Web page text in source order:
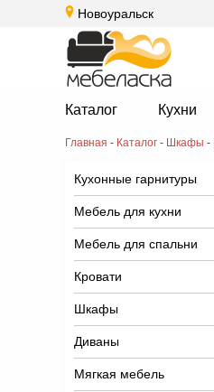
Новоуральск
Каталог Кухни
Главная - Каталог - Шкафы -
Кухонные гарнитуры
Мебель для кухни
Мебель для спальни
Кровати
Шкафы
Диваны
Мягкая мебель